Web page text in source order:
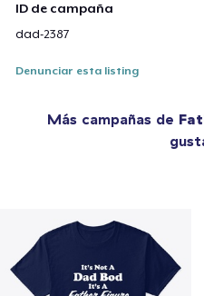
ID de campaña
dad-2387
Denunciar esta listing
Más campañas de